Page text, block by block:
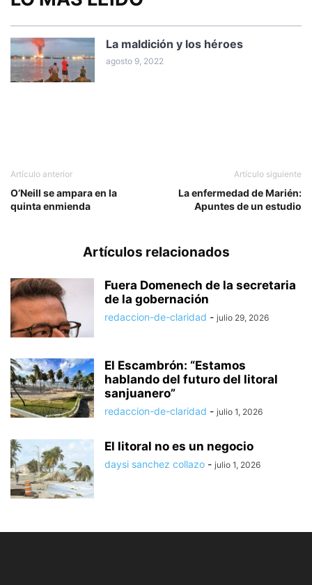
La maldición y los héroes
agosto 9, 2022
Artículo anterior
O’Neill se ampara en la
quinta enmienda
Artículo siguiente
La enfermedad de Marién:
Apuntes de un estudio
Artículos relacionados
Fuera Domenech de la secretaria
de la gobernación
redaccion-de-claridad - julio 29, 2026
El Escambrón: “Estamos
hablando del futuro del litoral
sanjuanero”
redaccion-de-claridad - julio 1, 2026
El litoral no es un negocio
daysi sanchez collazo - julio 1, 2026